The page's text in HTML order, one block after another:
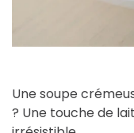
Une soupe
? Une touche de